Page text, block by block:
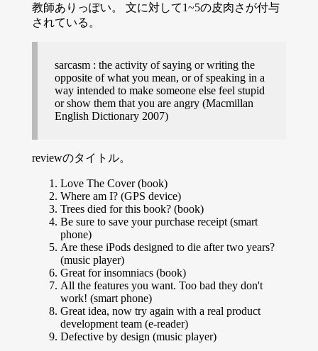
教師ありっぽい。 文に対して1~5の皮肉さが付与
されている。
sarcasm : the activity of saying or writing the
opposite of what you mean, or of speaking in a
way intended to make someone else feel stupid
or show them that you are angry (Macmillan
English Dictionary 2007)
reviewのタイトル。
Love The Cover (book)
Where am I? (GPS device)
Trees died for this book? (book)
Be sure to save your purchase receipt (smart
phone)
Are these iPods designed to die after two years?
(music player)
Great for insomniacs (book)
All the features you want. Too bad they don't
work! (smart phone)
Great idea, now try again with a real product
development team (e-reader)
Defective by design (music player)